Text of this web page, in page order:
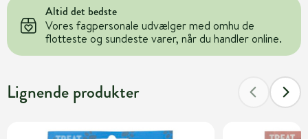
Altid det bedste
Vores fagpersonale udvælger med omhu de
flotteste og sundeste varer, når du handler online.
Lignende produkter